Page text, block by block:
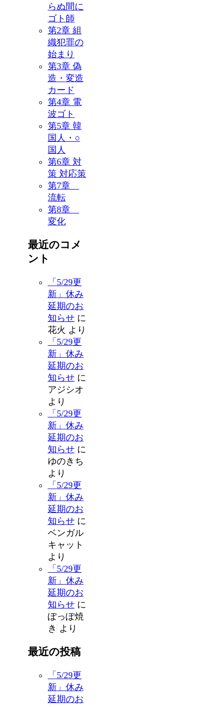
らぬ間に
ゴト師
第2章 組
織犯罪の
始まり
第3章 偽
造・変造
カード
第4章 電
波ゴト
第5章 韓
国人・○
国人
第6章 対
策 対応策
第7章
流転
第8章
変化
最近のコメ
ント
「5/29更
新」休み
延期のお
知らせに
花火 より
「5/29更
新」休み
延期のお
知らせに
アジシオ
より
「5/29更
新」休み
延期のお
知らせに
ゆのきち
より
「5/29更
新」休み
延期のお
知らせに
ベンガル
キャット
より
「5/29更
新」休み
延期のお
知らせに
ぽっぽ焼
き より
最近の投稿
「5/29更
新」休み
延期のお